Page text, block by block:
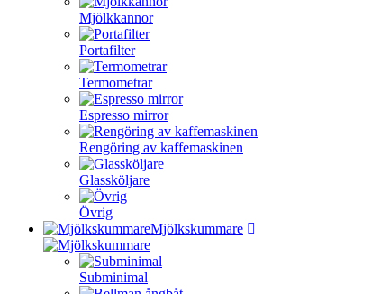
Mjölkkannor
Portafilter
Termometrar
Espresso mirror
Rengöring av kaffemaskinen
Glassköljare
Övrig
Mjölkskummare
Subminimal